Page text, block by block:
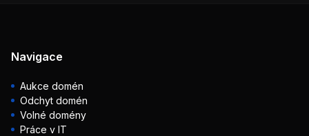
Navigace
Aukce domén
Odchyt domén
Volné domény
Práce v IT